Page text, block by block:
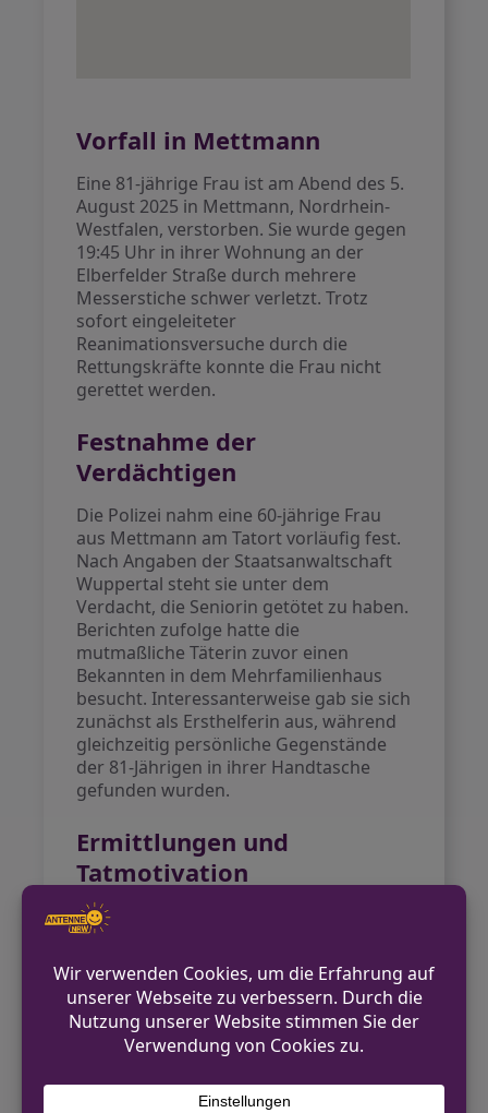
Vorfall in Mettmann
Eine 81-jährige Frau ist am Abend des 5.
August 2025 in Mettmann, Nordrhein-
Westfalen, verstorben. Sie wurde gegen
19:45 Uhr in ihrer Wohnung an der
Elberfelder Straße durch mehrere
Messerstiche schwer verletzt. Trotz
sofort eingeleiteter
Reanimationsversuche durch die
Rettungskräfte konnte die Frau nicht
gerettet werden.
Festnahme der
Verdächtigen
Die Polizei nahm eine 60-jährige Frau
aus Mettmann am Tatort vorläufig fest.
Nach Angaben der Staatsanwaltschaft
Wuppertal steht sie unter dem
Verdacht, die Seniorin getötet zu haben.
Berichten zufolge hatte die
mutmaßliche Täterin zuvor einen
Bekannten in dem Mehrfamilienhaus
besucht. Interessanterweise gab sie sich
zunächst als Ersthelferin aus, während
gleichzeitig persönliche Gegenstände
der 81-Jährigen in ihrer Handtasche
gefunden wurden.
Ermittlungen und
Tatmotivation
Die Staatsanwaltschaft vermutet, dass
der Hintergrund des Angriffs auf eine
Bereicherungsabsicht hindeutet. Die
Verdächtige hat sich bislang nicht zu
den Vorwürfen geäußert. Ein
Haftrichter hat Untersuchungshaft
angeordnet, während eine